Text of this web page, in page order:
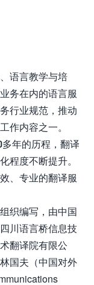
语言教学与培
务在内的语言服
行业规范，推动
作内容之一。
年的历程，翻译
程度不断提升。
、专业的翻译服
织编写，由中国
川语言桥信息技
翻译院有限公
国夫（中国对外